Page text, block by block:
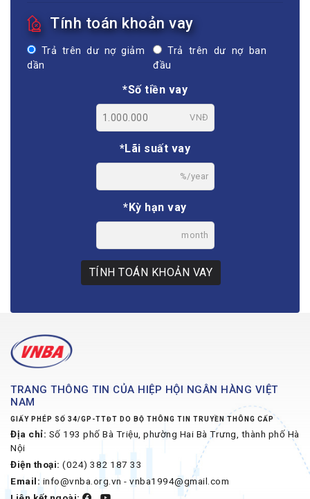
Tính toán khoản vay
Trả trên dư nợ giảm
dần
Trả trên dư nợ ban
đầu
*Số tiền vay
VNĐ
*Lãi suất vay
%/year
*Kỳ hạn vay
month
TÍNH TOÁN KHOẢN VAY
TRANG THÔNG TIN CỦA HIỆP HỘI NGÂN HÀNG VIỆT
NAM
GIẤY PHÉP SỐ 34/GP-TTĐT DO BỘ THÔNG TIN TRUYỀN THÔNG CẤP
Địa chỉ: Số 193 phố Bà Triệu, phường Hai Bà Trưng, thành phố Hà
Nội
Điện thoại: (024) 382 187 33
Email: info@vnba.org.vn - vnba1994@gmail.com